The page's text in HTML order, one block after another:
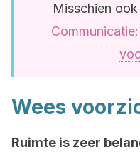
Misschien
Wees
Ruimte is zeer